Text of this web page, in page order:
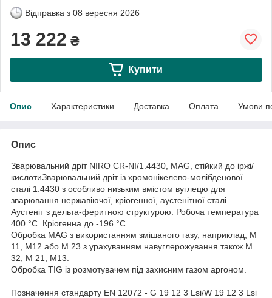
Відправка з 08 вересня 2026
13 222 ₴
Купити
Опис Характеристики Доставка Оплата Умови
Опис
Зварювальний дріт NIRO CR-NI/1.4430, MAG, стійкий до іржі/
кислотиЗварювальний дріт із хромонікелево-молібденової
сталі 1.4430 з особливо низьким вмістом вуглецю для
зварювання нержавіючої, кріогенної, аустенітної сталі.
Аустеніт з дельта-феритною структурою. Робоча температура
400 °C. Кріогенна до -196 °C.
Обробка MAG з використанням змішаного газу, наприклад, M
11, M12 або M 23 з урахуванням навуглерожування також M
32, M 21, M13.
Обробка TIG із розмотувачем під захисним газом аргоном.
Позначення стандарту EN 12072 - G 19 12 3 Lsi/W 19 12 3 Lsi